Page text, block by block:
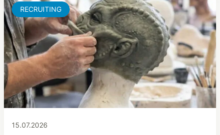
15.07.2026
RECRUITING